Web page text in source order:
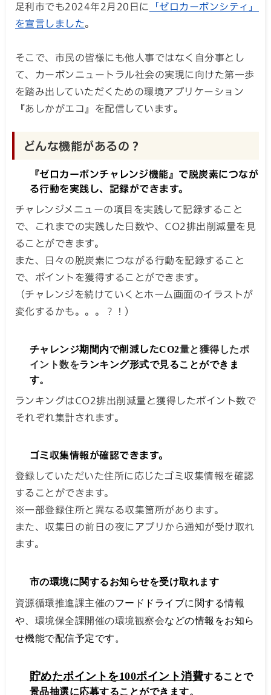
足利市でも2024年2月20日に
「ゼロカーボンシティ」
を宣言しました。
そこで、市民の皆様にも他人事ではなく自分事とし
て、カーボンニュートラル社会の実現に向けた第一歩
を踏み出していただくための環境アプリケーション
『あしかがエコ』を配信しています。
どんな機能があるの？
『ゼロカーボンチャレンジ機能』で脱炭素につなが
る行動を実践し、記録ができます。
チャレンジメニューの項目を実践して記録すること
で、これまでの実践した日数や、CO2排出削減量を見
ることができます。
また、日々の脱炭素につながる行動を記録すること
で、ポイントを獲得することができます。
（チャレンジを続けていくとホーム画面のイラストが
変化するかも。。。？！）
チャレンジ期間内で削減したCO2量と獲得したポ
イント数をランキング形式で見ることができま
す。
ランキングはCO2排出削減量と獲得したポイント数で
それぞれ集計されます。
ゴミ収集情報が確認できます。
登録していただいた住所に応じたゴミ収集情報を確認
することができます。
※一部登録住所と異なる収集箇所があります。
また、収集日の前日の夜にアプリから通知が受け取れ
ます。
市の環境に関するお知らせを受け取れます
資源循環推進課主催のフードドライブに関する情報
や、 環境保全課開催の環境観察会などの情報をお知ら
せ機能で配信予定です。
貯めたポイントを100ポイント消費することで
景品抽選に応募することができます。